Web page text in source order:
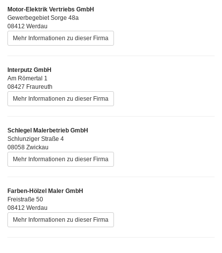
Motor-Elektrik Vertriebs GmbH
Gewerbegebiet Sorge 48a
08412 Werdau
Mehr Informationen zu dieser Firma
Interputz GmbH
Am Römertal 1
08427 Fraureuth
Mehr Informationen zu dieser Firma
Schlegel Malerbetrieb GmbH
Schlunziger Straße 4
08058 Zwickau
Mehr Informationen zu dieser Firma
Farben-Hölzel Maler GmbH
Freistraße 50
08412 Werdau
Mehr Informationen zu dieser Firma